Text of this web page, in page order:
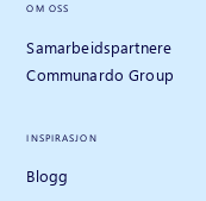
OM OSS
Samarbeidspartnere
Communardo Group
INSPIRASJON
Blogg